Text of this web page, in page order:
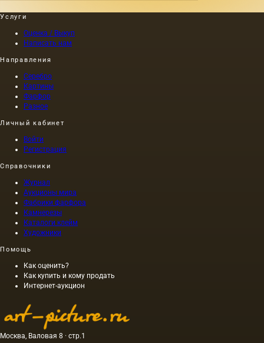
Услуги
Оценка / Выкуп
Написать нам
Направления
Серебро
Картины
Фарфор
Разное
Личный кабинет
Войти
Регистрация
Справочники
Журнал
Аукционы мира
Фабрики фарфора
Камнерезы
Каталоги клейм
Художники
Помощь
Как оценить?
Как купить и кому продать
Интернет-аукцион
Москва, Валовая 8 · стр.1